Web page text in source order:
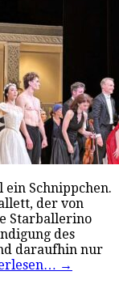
ein Schnippchen.
der von
Starballerino
des
daraufhin nur
→